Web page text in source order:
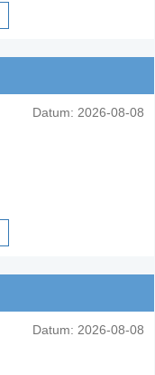
Datum: 2026-08-08
Datum: 2026-08-08